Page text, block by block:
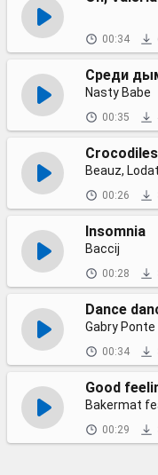
00:34
Среди
Nasty Babe
00:35
Crocodiles
Beauz,
00:26
Insomnia
Baccij
00:28
Dance
Gabry
00:34
Good
Bakermat
00:29